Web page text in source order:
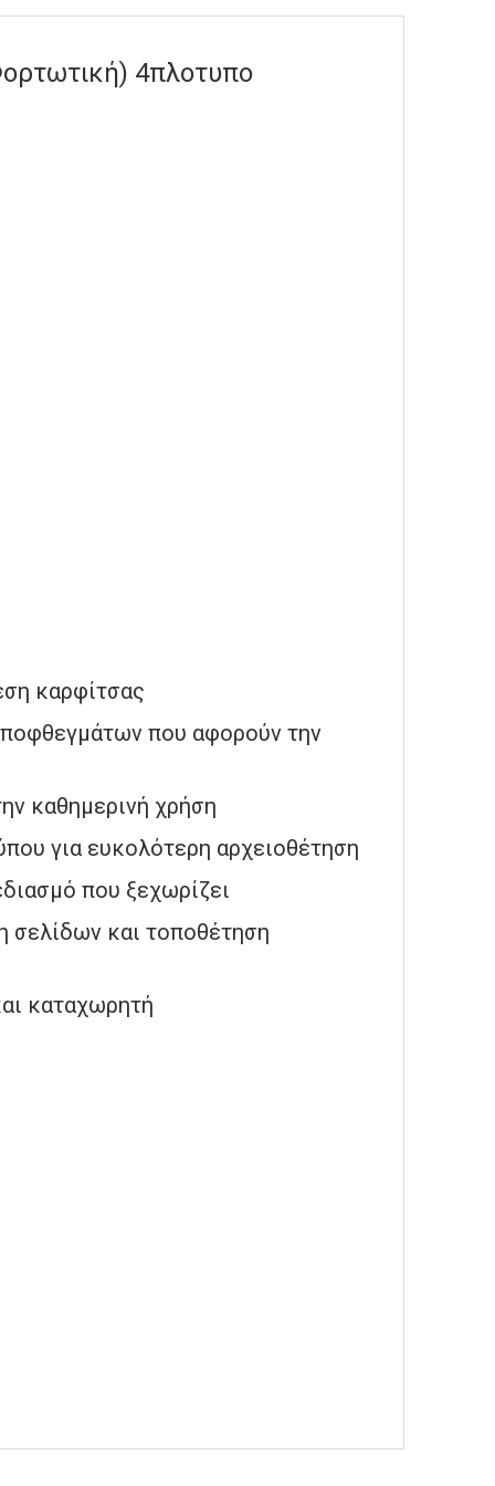
4πλοτυπο
καρφίτσας
που αφορούν την
καθημερινή χρήση
για ευκολότερη αρχειοθέτηση
που ξεχωρίζει
σελίδων και τοποθέτηση
καταχωρητή